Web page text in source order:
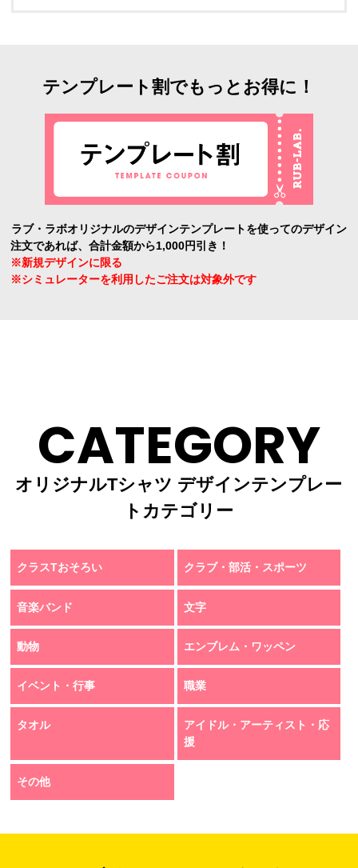
テンプレート割でもっとお得に！
ラブ・ラボオリジナルのデザインテンプレートを使ってのデザイン
注文であれば、合計金額から1,000円引き！
※新規デザインに限る
※シミュレーターを利用したご注文は対象外です
CATEGORY
オリジナルTシャツ デザインテンプレー
トカテゴリー
クラスTおそろい クラブ・部活・スポーツ
音楽バンド 文字
動物 エンブレム・ワッペン
イベント・行事 職業
タオル
アイドル・アーティスト・応
援
その他